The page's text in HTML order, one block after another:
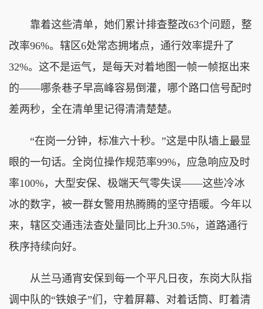
靠着这些清单，她们累计排查整改63个问题，整
改率96%。辖区6处常态拥堵点，通行效率提升了
32%。这不是运气，是每天对着地图一帧一帧抠出来
的——哪条巷子早高峰容易倒灌，哪个路口信号配时
差两秒，全在清单里记得清清楚楚。
“在岗一分钟，标准六十秒。”这是中队墙上最显
眼的一句话。全岗位操作规范率99%，应急响应及时
率100%，大型安保、极端天气零失误——这些冷冰
冰的数字，被一群女警用热腾腾的坚守捂暖。今年以
来，辖区交通违法查处量同比上升30.5%，道路通行
秩序持续向好。
从兰马通宵安保到每一个平凡日夜，东岗大队指
调中队的“铁娘子”们，守着屏幕、对着话筒、盯着清